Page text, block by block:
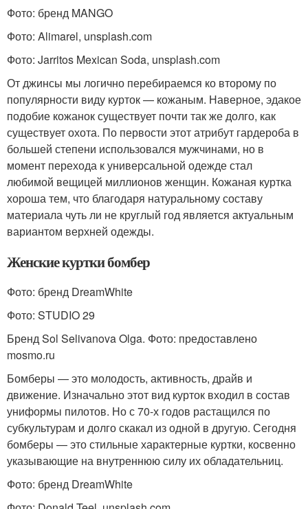
Фото: бренд MANGO
Фото: Alimarel, unsplash.com
Фото: Jarritos Mexican Soda, unsplash.com
От джинсы мы логично перебираемся ко второму по
популярности виду курток — кожаным. Наверное, эдакое
подобие кожанок существует почти так же долго, как
существует охота. По первости этот атрибут гардероба в
большей степени использовался мужчинами, но в
момент перехода к универсальной одежде стал
любимой вещицей миллионов женщин. Кожаная куртка
хороша тем, что благодаря натуральному составу
материала чуть ли не круглый год является актуальным
вариантом верхней одежды.
Женские куртки бомбер
Фото: бренд DreamWhite
Фото: STUDIO 29
Бренд Sol Selivanova Olga. Фото: предоставлено
mosmo.ru
Бомберы — это молодость, активность, драйв и
движение. Изначально этот вид курток входил в состав
униформы пилотов. Но с 70-х годов растащился по
субкультурам и долго скакал из одной в другую. Сегодня
бомберы — это стильные характерные куртки, косвенно
указывающие на внутреннюю силу их обладательниц.
Фото: бренд DreamWhite